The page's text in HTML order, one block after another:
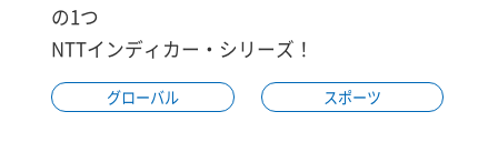
の1つ
NTTインディカー・シリーズ！
グローバル スポーツ